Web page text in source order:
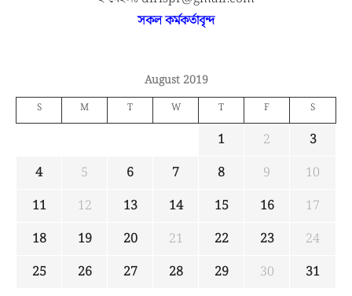
সকল কর্মকর্তাবৃন্দ
August 2019
S M T W T F S
1 2
3
4
5 6 7 8 9
10
11
12 13 14 15 16
17
18
19 20 21 22 23
24
25
26 27 28 29 30
31